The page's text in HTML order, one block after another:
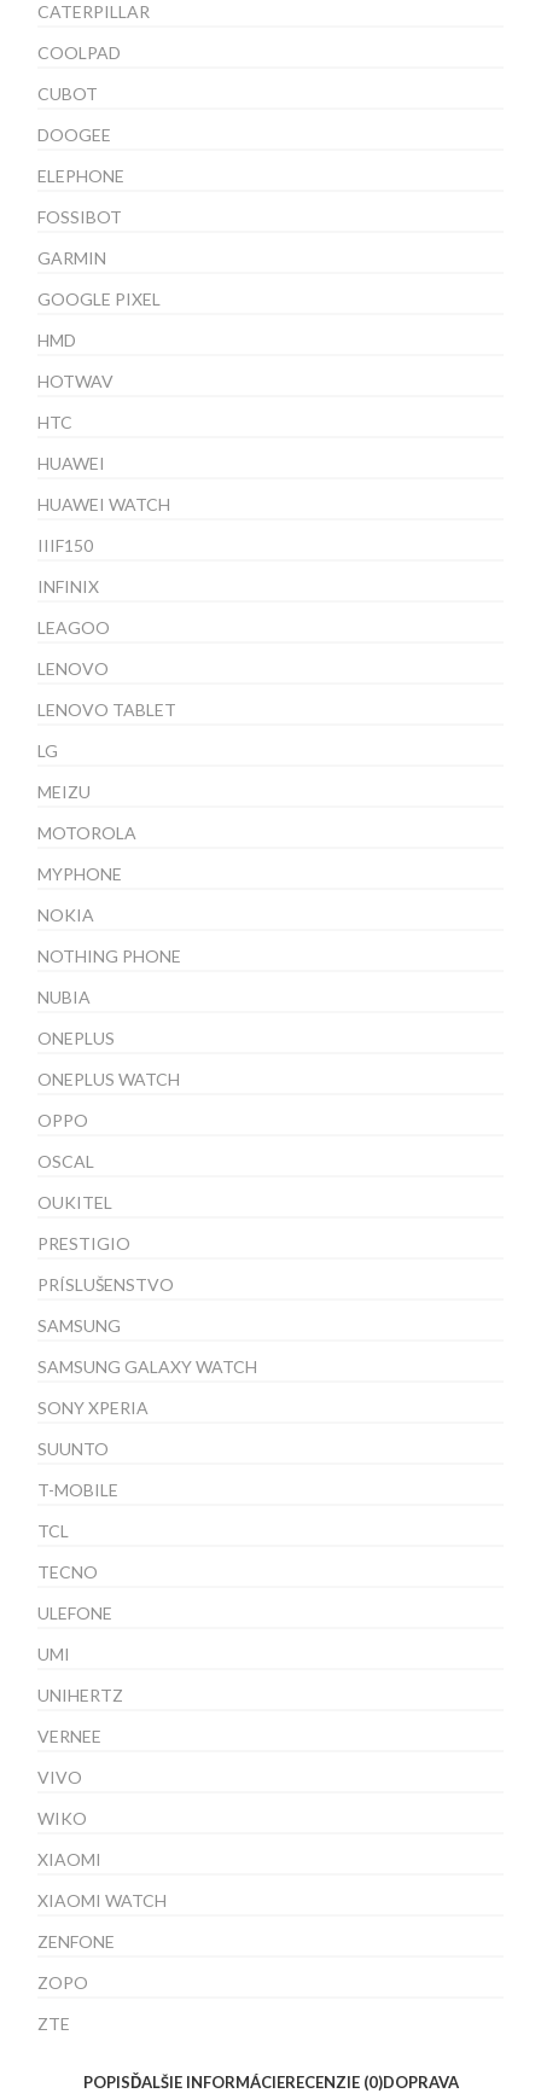
CATERPILLAR
COOLPAD
CUBOT
DOOGEE
ELEPHONE
FOSSIBOT
GARMIN
GOOGLE PIXEL
HMD
HOTWAV
HTC
HUAWEI
HUAWEI WATCH
IIIF150
INFINIX
LEAGOO
LENOVO
LENOVO TABLET
LG
MEIZU
MOTOROLA
MYPHONE
NOKIA
NOTHING PHONE
NUBIA
ONEPLUS
ONEPLUS WATCH
OPPO
OSCAL
OUKITEL
PRESTIGIO
PRÍSLUŠENSTVO
SAMSUNG
SAMSUNG GALAXY WATCH
SONY XPERIA
SUUNTO
T-MOBILE
TCL
TECNO
ULEFONE
UMI
UNIHERTZ
VERNEE
VIVO
WIKO
XIAOMI
XIAOMI WATCH
ZENFONE
ZOPO
ZTE
POPISĎALŠIE INFORMÁCIERECENZIE (0)DOPRAVA